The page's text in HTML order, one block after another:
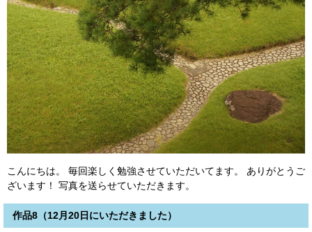
こんにちは。 毎回楽しく勉強させていただいてます。 ありがとうご
ざいます！ 写真を送らせていただきます。
作品8（12月20日にいただきました）